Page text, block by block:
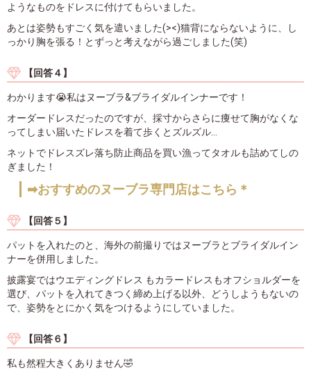
ようなものをドレスに付けてもらいました。
あとは姿勢もすごく気を遣いました(><)猫背にならないように、し
っかり胸を張る！とずっと考えながら過ごしました(笑)
【回答４】
わかります😭私はヌーブラ&ブライダルインナーです！
オーダードレスだったのですが、採寸からさらに痩せて胸がなくな
ってしまい届いたドレスを着て歩くとズルズル…
ネットでドレスズレ落ち防止商品を買い漁ってタオルも詰めてしの
ぎました！
➡おすすめのヌーブラ専門店はこちら＊
【回答５】
パットを入れたのと、海外の前撮りではヌーブラとブライダルイン
ナーを併用しました。
披露宴ではウエディングドレス もカラードレスもオフショルダーを
選び、パットを入れてきつく締め上げる以外、どうしようもないの
で、姿勢をとにかく気をつけるようにしていました。
【回答６】
私も然程大きくありません🤣